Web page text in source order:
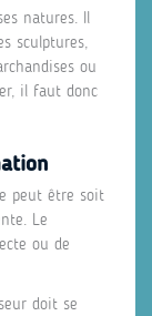
natures. Il
sculptures,
ou
il faut donc
peut être soit
Le
ou de
doit se